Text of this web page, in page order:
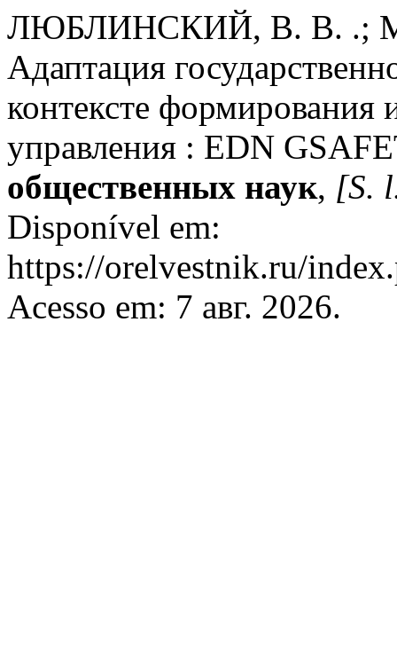
ЛЮБЛИНСКИЙ, В. В. .;
Адаптация
контексте формирования
управления : EDN
общественных наук, [S.
Disponível em:
https://orelvestnik.ru/
Acesso em: 7 авг. 2026.